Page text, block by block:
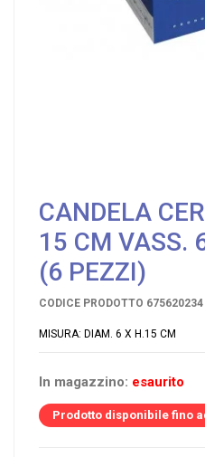
CANDELA
15 CM VASS.
(6 PEZZI)
CODICE PRODOTTO 675620234
MISURA: DIAM. 6 X H.15 CM
In magazzino: esaurito
Prodotto disponibile fino